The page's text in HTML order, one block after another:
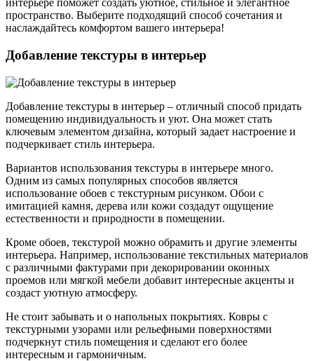
интерьере поможет создать уютное, стильное и элегантное
пространство. Выберите подходящий способ сочетания и
наслаждайтесь комфортом вашего интерьера!
Добавление текстуры в интерьер
Добавление текстуры в интерьер – отличный способ придать
помещению индивидуальность и уют. Она может стать
ключевым элементом дизайна, который задает настроение и
подчеркивает стиль интерьера.
Вариантов использования текстуры в интерьере много.
Одним из самых популярных способов является
использование обоев с текстурным рисунком. Обои с
имитацией камня, дерева или кожи создадут ощущение
естественности и природности в помещении.
Кроме обоев, текстурой можно обрамить и другие элементы
интерьера. Например, использование текстильных материалов
с различными фактурами при декорировании оконных
проемов или мягкой мебели добавит интересные акценты и
создаст уютную атмосферу.
Не стоит забывать и о напольных покрытиях. Ковры с
текстурными узорами или рельефными поверхностями
подчеркнут стиль помещения и сделают его более
интересным и гармоничным.